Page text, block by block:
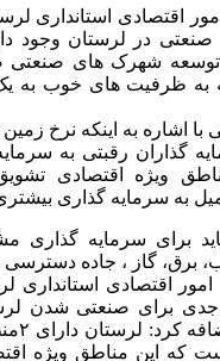
اقتصادی استانداری
شهرک صنعتی در لرستان
شهرک های صنعتی
به ظرفیت های خوب به
با اشاره به اینکه نرخ
گذاران رقبتی به سرمایه
ویژه اقتصادی
به سرمایه گذاری
برای سرمایه گذاری
برق، گاز ، جاده
اقتصادی استانداری
جدی برای صنعتی شدن
که این مناطق ویژه